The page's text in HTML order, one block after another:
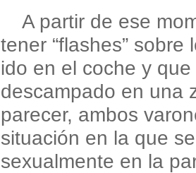
A partir de ese
tener “flashes”
ido en el coche y
descampado en una
parecer, ambos
situación en la que
sexualmente en la